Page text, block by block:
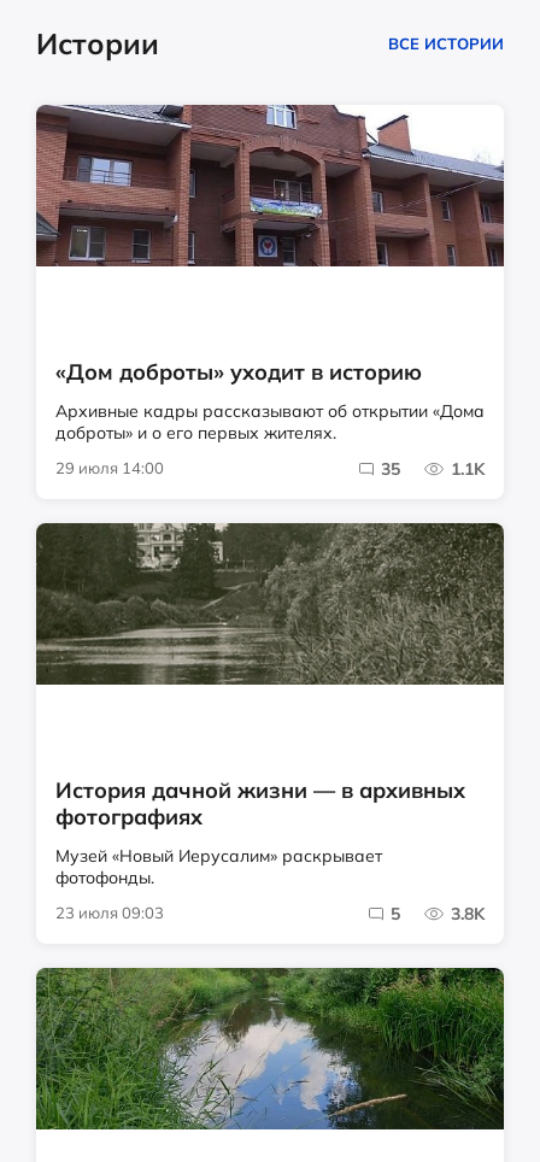
Истории ВСЕ ИСТОРИИ
«Дом доброты» уходит в историю
Архивные кадры рассказывают об открытии «Дома
доброты» и о его первых жителях.
29 июля 14:00 35 1.1K
История дачной жизни — в архивных
фотографиях
Музей «Новый Иерусалим» раскрывает
фотофонды.
23 июля 09:03 5 3.8K